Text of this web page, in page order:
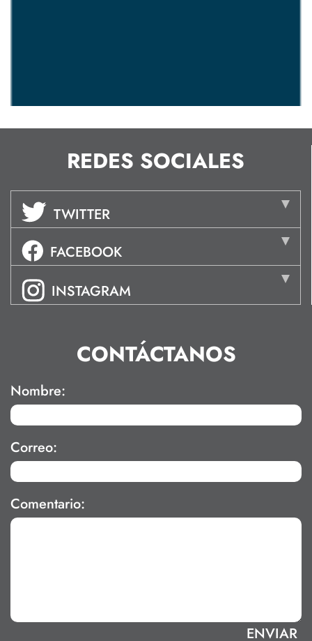
REDES SOCIALES
TWITTER
FACEBOOK
INSTAGRAM
CONTÁCTANOS
Nombre:
Correo:
Comentario: